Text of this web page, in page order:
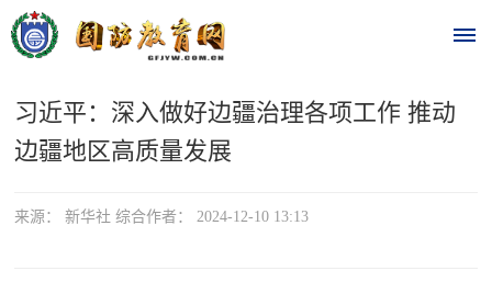
首
时
习近平：深入做好边疆治理各项工作 推动
边疆地区高质量发展
来源： 新华社 综合作者： 2024-12-10 13:13